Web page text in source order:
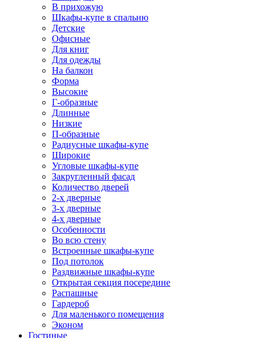
В прихожую
Шкафы-купе в спальню
Детские
Офисные
Для книг
Для одежды
На балкон
Форма
Высокие
Г-образные
Длинные
Низкие
П-образные
Радиусные шкафы-купе
Широкие
Угловые шкафы-купе
Закругленный фасад
Количество дверей
2-х дверные
3-х дверные
4-х дверные
Особенности
Во всю стену
Встроенные шкафы-купе
Под потолок
Раздвижные шкафы-купе
Открытая секция посередине
Распашные
Гардероб
Для маленького помещения
Эконом
Гостиные